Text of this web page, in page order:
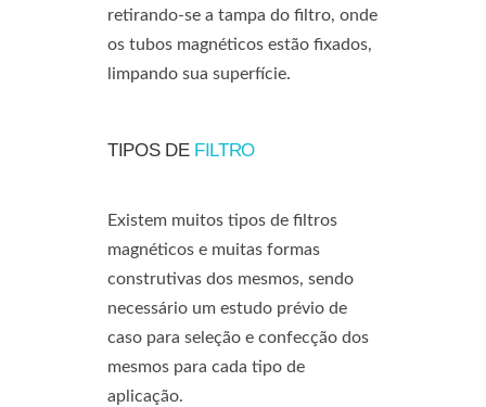
retirando-se a tampa do filtro, onde
os tubos magnéticos estão fixados,
limpando sua superfície.
TIPOS DE FILTRO
Existem muitos tipos de filtros
magnéticos e muitas formas
construtivas dos mesmos, sendo
necessário um estudo prévio de
caso para seleção e confecção dos
mesmos para cada tipo de
aplicação.